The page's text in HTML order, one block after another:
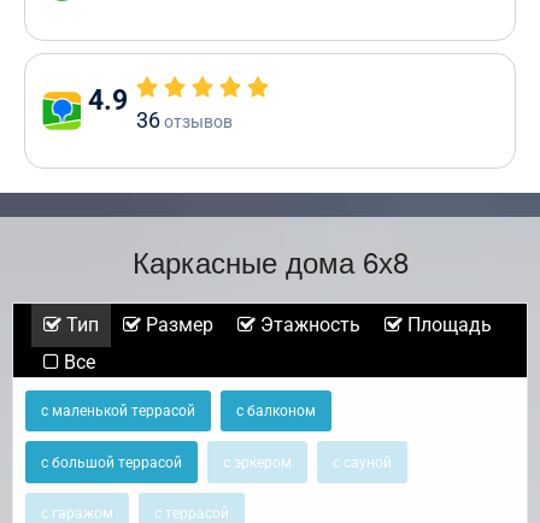
4.9
36отзывов
Каркасные дома 6х8
Тип Размер Этажность
Площадь
Все
с маленькой террасой с балконом
с большой террасой с эркером с сауной
с гаражом с террасой